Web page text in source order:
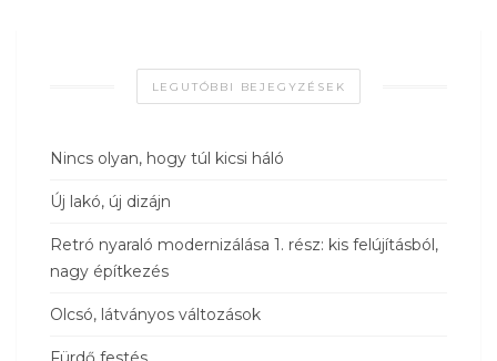
LEGUTÓBBI BEJEGYZÉSEK
Nincs olyan, hogy túl kicsi háló
Új lakó, új dizájn
Retró nyaraló modernizálása 1. rész: kis felújításból,
nagy építkezés
Olcsó, látványos változások